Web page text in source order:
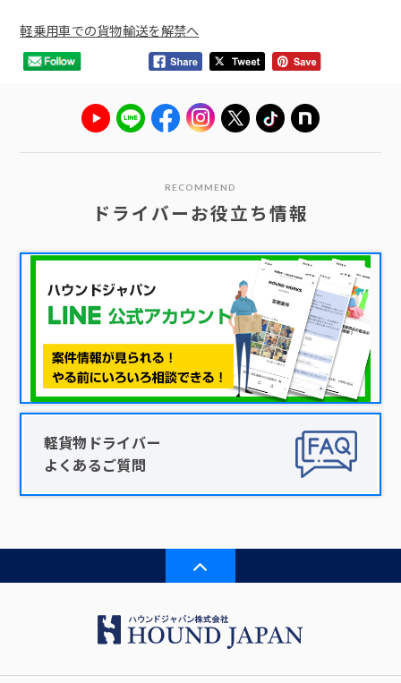
軽乗用車での貨物輸送を解禁へ
RECOMMEND
ドライバーお役立ち情報
軽貨物ドライバー
よくあるご質問